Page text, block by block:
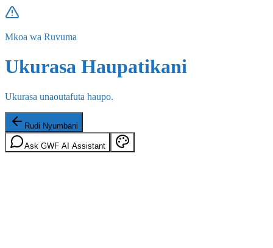
Mkoa wa Ruvuma
Ukurasa Haupatikani
Ukurasa unaoutafuta haupo.
Rudi Nyumbani
Ask GWF AI Assistant